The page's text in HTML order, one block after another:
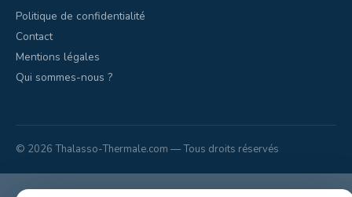
Politique de confidentialité
Contact
Mentions légales
Qui sommes-nous ?
© 2026 Thalasso-Thermale.com — Tous droits réservés